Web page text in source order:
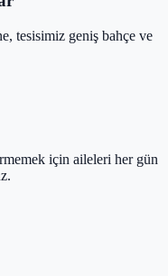
tesisimiz geniş bahçe ve
için aileleri her gün